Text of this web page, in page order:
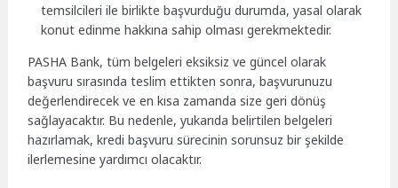
temsilcileri ile birlikte başvurduğu durumda, yasal olarak
konut edinme hakkına sahip olması gerekmektedir.
PASHA Bank, tüm belgeleri eksiksiz ve güncel olarak
başvuru sırasında teslim ettikten sonra, başvurunuzu
değerlendirecek ve en kısa zamanda size geri dönüş
sağlayacaktır. Bu nedenle, yukarıda belirtilen belgeleri
hazırlamak, kredi başvuru sürecinin sorunsuz bir şekilde
ilerlemesine yardımcı olacaktır.